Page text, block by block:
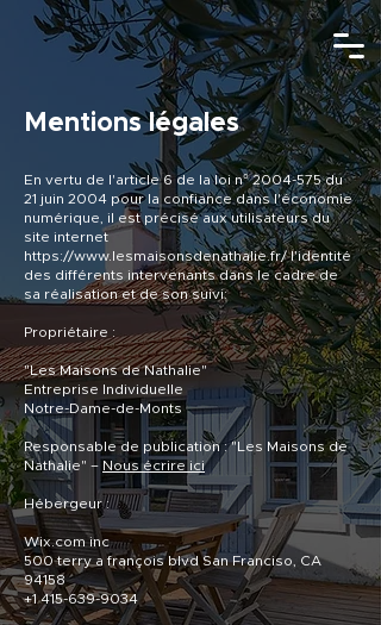
Mentions légales
En vertu de l'article 6 de la loi n°2004-575du
21 juin 2004 pour la confiance dans l'économie
numérique, il est précisé aux utilisateurs du
site internet
https://www.lesmaisonsdenathalie.fr/l'identité
des différents intervenants dans le cadre de
sa réalisation et de son suivi:
Propriétaire :
"Les Maisons de Nathalie"
Entreprise Individuelle
Notre-Dame-de-Monts
Responsable de publication : "Les Maisons de
Nathalie" – Nous écrire ici
Hébergeur :
Wix.com inc
500 terry a françois blvd San Franciso, CA
94158
+1 415-639-9034